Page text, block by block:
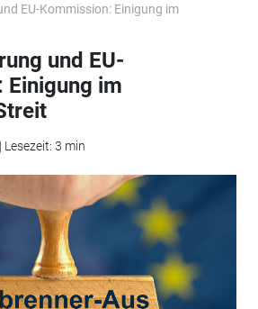
EU-Kommission: Einigung im
und EU-
Einigung im
3 min